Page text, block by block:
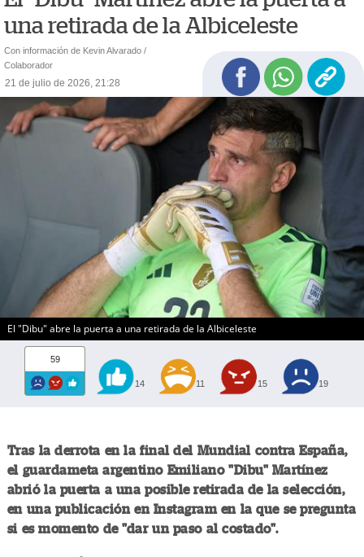
una retirada de la Albiceleste
Con información de Kevin Alvarado /
Colaborador
21 de julio de 2026, 21:28
El "Dibu" abre la puerta a una retirada de la Albiceleste
59
14 11 15 19
Tras la derrota en la final del Mundial contra España,
el guardameta argentino Emiliano "Dibu" Martínez
abrió la puerta a una posible retirada de la selección,
en una publicación en Instagram en la que se pregunta
si es momento de "dar un paso al costado".